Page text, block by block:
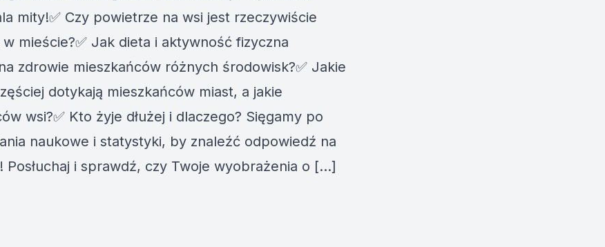
mity!✅ Czy powietrze na wsi jest rzeczywiście
mieście?✅ Jak dieta i aktywność fizyczna
zdrowie mieszkańców różnych środowisk?✅ Jakie
dotykają mieszkańców miast, a jakie
wsi?✅ Kto żyje dłużej i dlaczego? Sięgamy po
naukowe i statystyki, by znaleźć odpowiedź na
Posłuchaj i sprawdź, czy Twoje wyobrażenia o […]